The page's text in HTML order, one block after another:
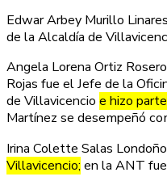
Edwar Arbey Murillo
de la Alcaldía de
Angela Lorena Ortiz
Rojas fue el Jefe de la
de Villavicencio e hizo
Martínez se desempeñó
Irina Colette Salas
Villavicencio; en la ANT fue